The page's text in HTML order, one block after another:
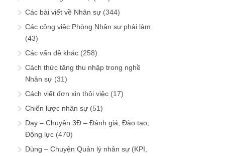
Các bài viết về Nhân sự (344)
Các công việc Phòng Nhân sự phải làm
(43)
Các vấn đề khác (258)
Cách thức tăng thu nhập trong nghề
Nhân sự (31)
Cách viết đơn xin thôi việc (17)
Chiến lược nhân sự (51)
Dạy – Chuyện 3Đ – Đánh giá, Đào tạo,
Động lực (470)
Dùng – Chuyện Quản lý nhân sự (KPI,